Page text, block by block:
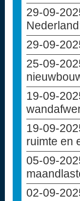
29-09-
29-09-
25-09-
19-09-
19-09-
ruimte en
05-09-
02-09-